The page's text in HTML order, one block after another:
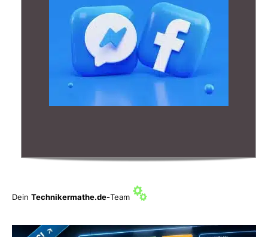
Dein Technikermathe.de-Team